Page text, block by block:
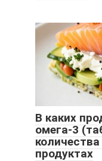
В каких
омега-3
продуктах